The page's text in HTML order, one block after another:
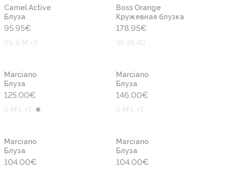
Camel Active
Блуза
95.95€
XS S M +2
Boss Orange
Кружевная блузка
178.95€
36 38 40
Marciano
Блуза
125.00€
S M L +1
Marciano
Блуза
146.00€
S M L +1
Marciano
Блуза
104.00€
Marciano
Блуза
104.00€